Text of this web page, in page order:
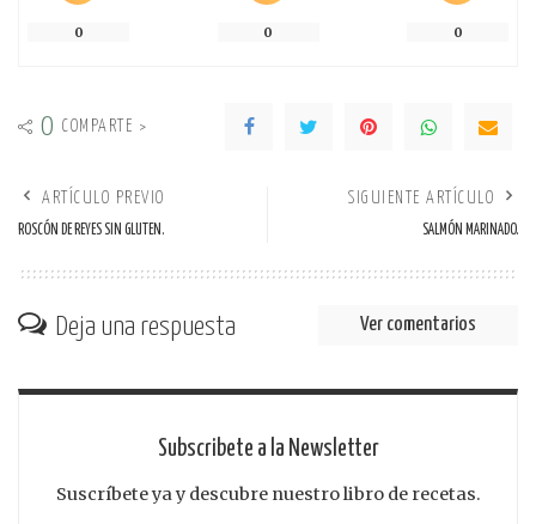
0 0 0
0 COMPARTE >
ARTÍCULO PREVIO
ROSCÓN DE REYES SIN GLUTEN.
SIGUIENTE ARTÍCULO
SALMÓN MARINADO.
Deja una respuesta Ver comentarios
Subscribete a la Newsletter
Suscríbete ya y descubre nuestro libro de recetas.